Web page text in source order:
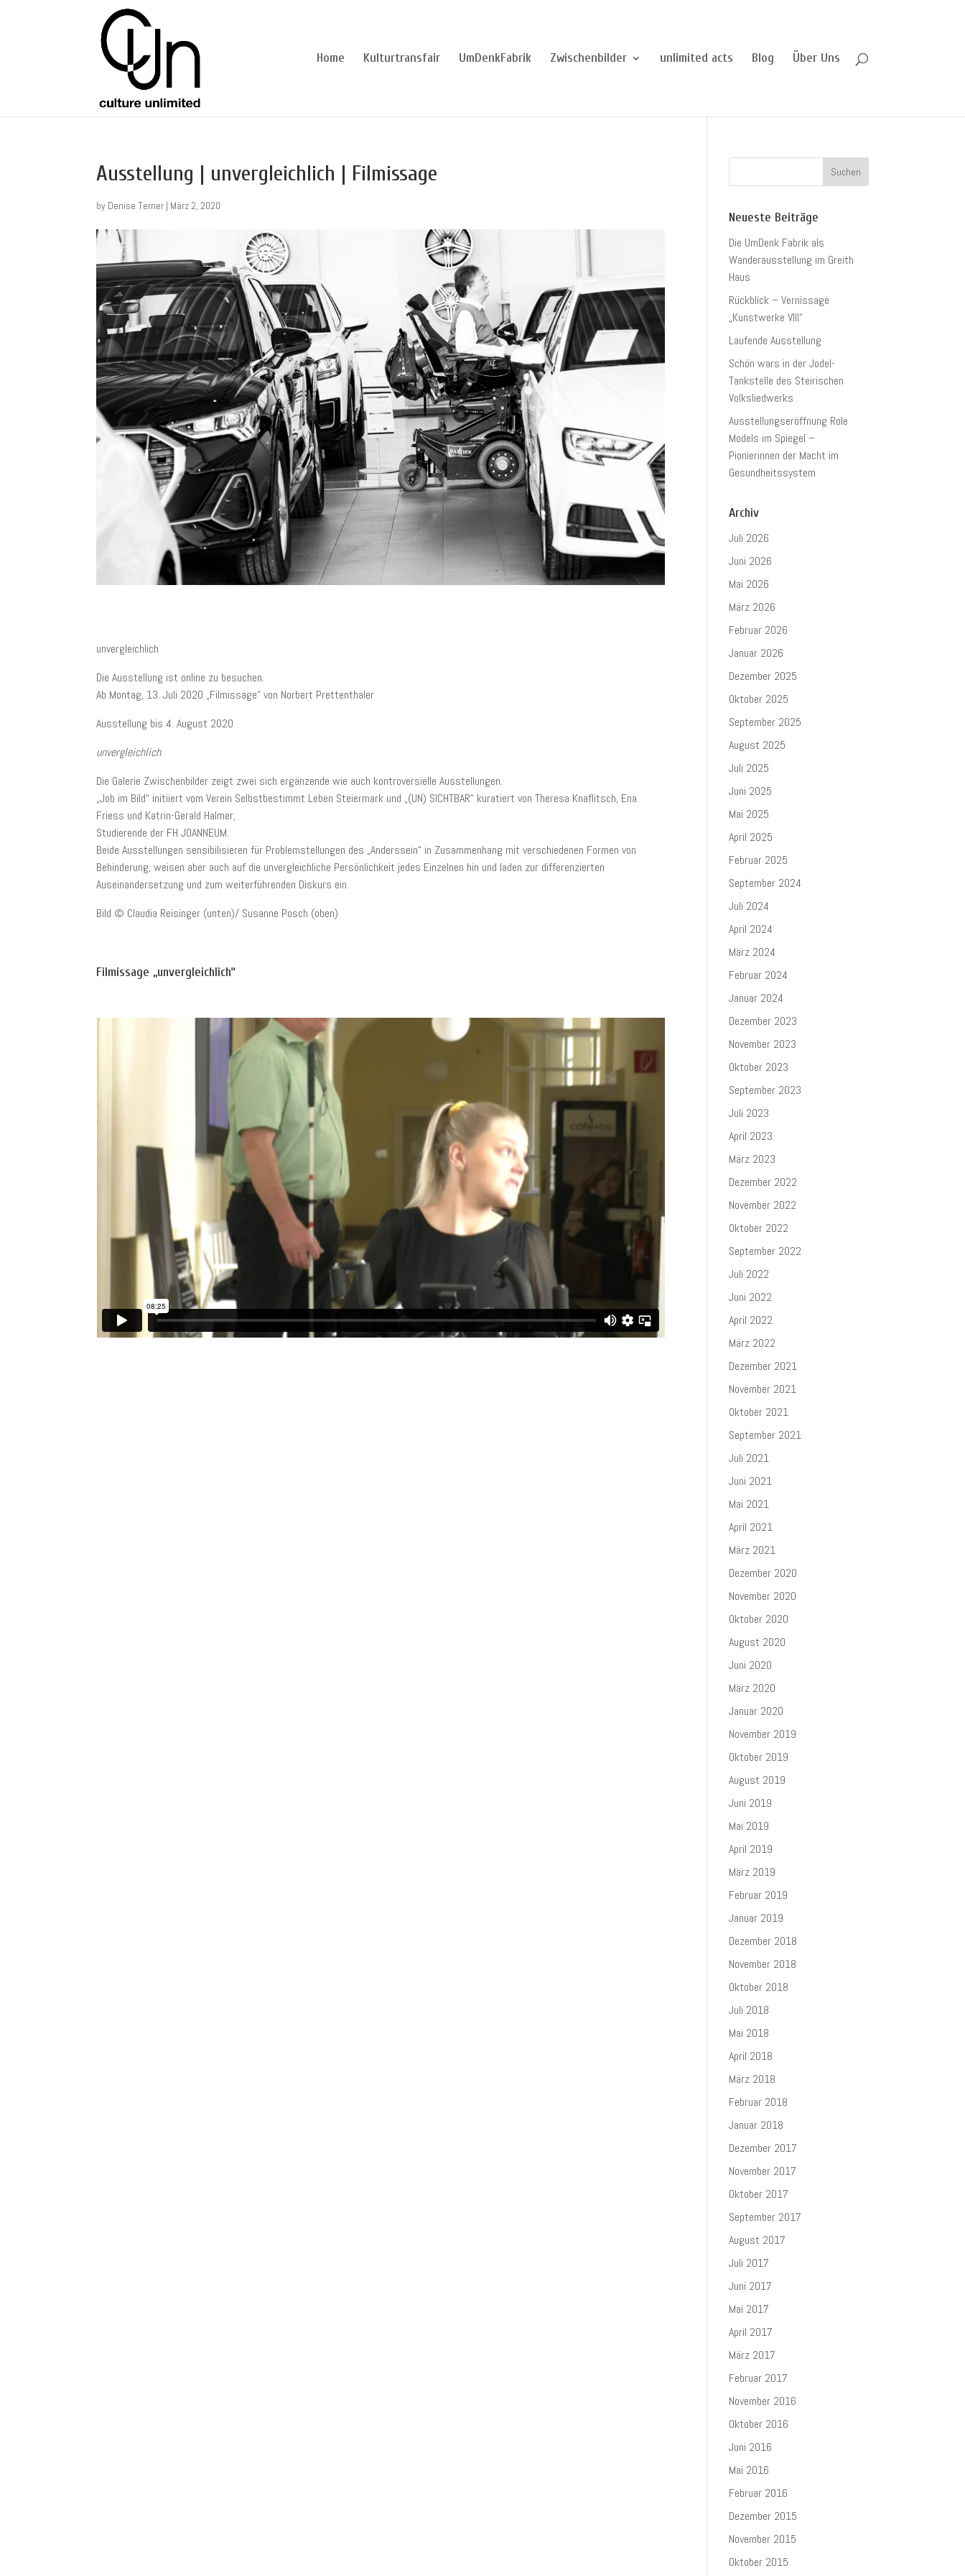
Home Kulturtransfair UmDenkFabrik Zwischenbilder unlimited acts Blog Über Uns
Ausstellung | unvergleichlich | Filmissage
by Denise Terner | März 2, 2020
unvergleichlich
Die Ausstellung ist online zu besuchen.
Ab Montag, 13. Juli 2020 „Filmissage“ von Norbert Prettenthaler
Ausstellung bis 4. August 2020
unvergleichlich
Die Galerie Zwischenbilder zeigt zwei sich ergänzende wie auch kontroversielle Ausstellungen.
„Job im Bild“ initiiert vom Verein Selbstbestimmt Leben Steiermark und „(UN) SICHTBAR“ kuratiert von Theresa Knaflitsch, Ena
Friess und Katrin-Gerald Halmer,
Studierende der FH JOANNEUM.
Beide Ausstellungen sensibilisieren für Problemstellungen des „Anderssein“ in Zusammenhang mit verschiedenen Formen von
Behinderung, weisen aber auch auf die unvergleichliche Persönlichkeit jedes Einzelnen hin und laden zur differenzierten
Auseinandersetzung und zum weiterführenden Diskurs ein.
Bild © Claudia Reisinger (unten)/ Susanne Posch (oben)
Filmissage „unvergleichlich“
Neueste Beiträge
Die UmDenk Fabrik als
Wanderausstellung im Greith
Haus
Rückblick – Vernissage
„Kunstwerke VIII“
Laufende Ausstellung
Schön wars in der Jodel-
Tankstelle des Steirischen
Volksliedwerks
Ausstellungseröffnung Role
Models im Spiegel –
Pionierinnen der Macht im
Gesundheitssystem
Archiv
Juli 2026
Juni 2026
Mai 2026
März 2026
Februar 2026
Januar 2026
Dezember 2025
Oktober 2025
September 2025
August 2025
Juli 2025
Juni 2025
Mai 2025
April 2025
Februar 2025
September 2024
Juli 2024
April 2024
März 2024
Februar 2024
Januar 2024
Dezember 2023
November 2023
Oktober 2023
September 2023
Juli 2023
April 2023
März 2023
Dezember 2022
November 2022
Oktober 2022
September 2022
Juli 2022
Juni 2022
April 2022
März 2022
Dezember 2021
November 2021
Oktober 2021
September 2021
Juli 2021
Juni 2021
Mai 2021
April 2021
März 2021
Dezember 2020
November 2020
Oktober 2020
August 2020
Juni 2020
März 2020
Januar 2020
November 2019
Oktober 2019
August 2019
Juni 2019
Mai 2019
April 2019
März 2019
Februar 2019
Januar 2019
Dezember 2018
November 2018
Oktober 2018
Juli 2018
Mai 2018
April 2018
März 2018
Februar 2018
Januar 2018
Dezember 2017
November 2017
Oktober 2017
September 2017
August 2017
Juli 2017
Juni 2017
Mai 2017
April 2017
März 2017
Februar 2017
November 2016
Oktober 2016
Juni 2016
Mai 2016
Februar 2016
Dezember 2015
November 2015
Oktober 2015